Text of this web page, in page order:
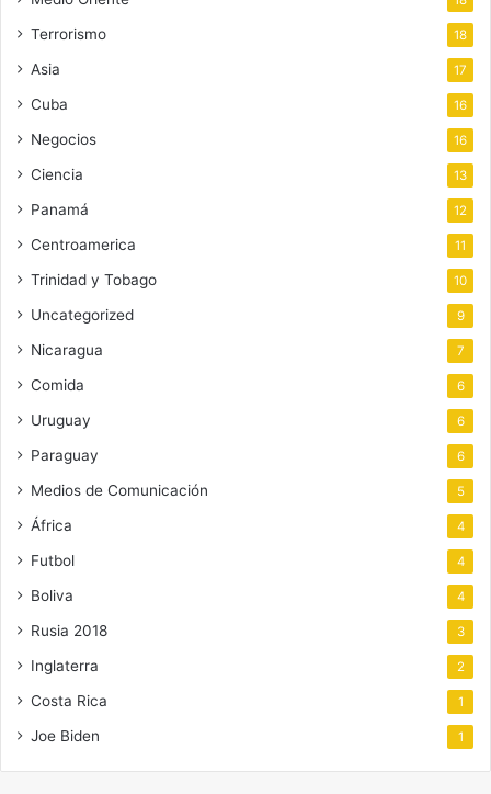
Terrorismo 18
Asia 17
Cuba 16
Negocios 16
Ciencia 13
Panamá 12
Centroamerica 11
Trinidad y Tobago 10
Uncategorized 9
Nicaragua 7
Comida 6
Uruguay 6
Paraguay 6
Medios de Comunicación 5
África 4
Futbol 4
Boliva 4
Rusia 2018 3
Inglaterra 2
Costa Rica 1
Joe Biden 1